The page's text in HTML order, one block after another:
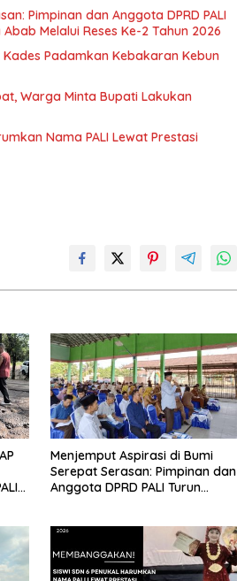
Pimpinan dan Anggota DPRD PALI
Melalui Reses Ke-2 Tahun 2026
Padamkan Kebakaran Kebun
Warga Minta Bupati Lakukan
Nama PALI Lewat Prestasi
Menjemput Aspirasi di Bumi
Serepat Serasan: Pimpinan dan
Anggota DPRD PALI Turun
2 Tahun 2026